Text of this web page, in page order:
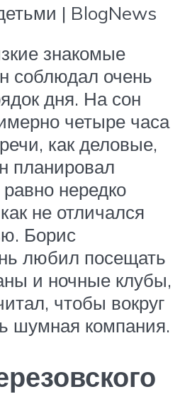
| BlogNews
знакомые
соблюдал очень
дня. На сон
четыре часа
как деловые,
планировал
нередко
не отличался
Борис
любил посещать
и ночные клубы,
чтобы вокруг
шумная компания.